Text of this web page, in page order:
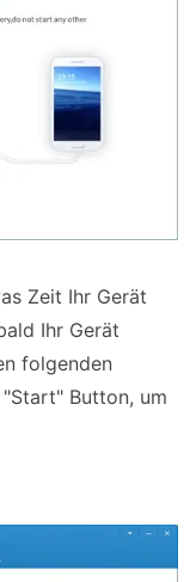
Zeit Ihr Gerät
Ihr Gerät
folgenden
Button, um